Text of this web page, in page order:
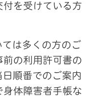
付を受けている方
は多くの方のご
の利用許可書の
順番でのご案内
身体障害者手帳な